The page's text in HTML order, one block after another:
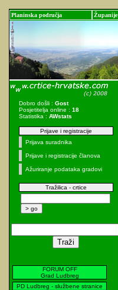
Planinska područja Županije
Dobro došli : Gost
Posjetitelja online : 18
Statistika : AWstats
Prijave i registracije
Prijava suradnika
Prijave i registracije članova
Ažuriranje podataka gradovi
Tražilica - crtice
FORUM OFF
Grad Ludbreg
PD Ludbreg - službene stranice